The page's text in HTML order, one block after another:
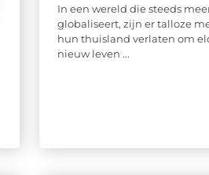
In een wereld die steeds
globaliseert, zijn er talloze
hun thuisland verlaten om
nieuw leven ...